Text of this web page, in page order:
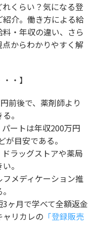
くらい？気になる登
介。働き方による給
・年収の違い、さら
からわかりやすく解
・】
前後で、薬剤師より
。
ートは年収200万円
目安である。
ラッグストアや薬局
。
メディケーション推
ヶ月で学べて全額返金
リカレの 「登録販売